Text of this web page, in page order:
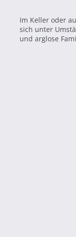
Im Keller oder
sich unter
und arglose